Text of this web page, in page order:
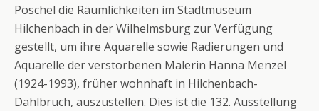
Pöschel die Räumlichkeiten im Stadtmuseum
Hilchenbach in der Wilhelmsburg zur Verfügung
gestellt, um ihre Aquarelle sowie Radierungen und
Aquarelle der verstorbenen Malerin Hanna Menzel
(1924-1993), früher wohnhaft in Hilchenbach-
Dahlbruch, auszustellen. Dies ist die 132. Ausstellung